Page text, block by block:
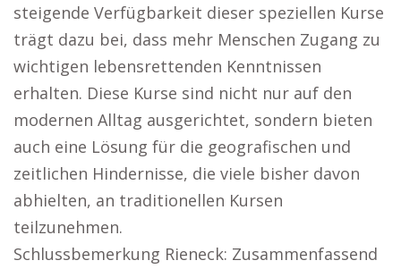
steigende Verfügbarkeit dieser speziellen Kurse
trägt dazu bei, dass mehr Menschen Zugang zu
wichtigen lebensrettenden Kenntnissen
erhalten. Diese Kurse sind nicht nur auf den
modernen Alltag ausgerichtet, sondern bieten
auch eine Lösung für die geografischen und
zeitlichen Hindernisse, die viele bisher davon
abhielten, an traditionellen Kursen
teilzunehmen.
Schlussbemerkung Rieneck: Zusammenfassend